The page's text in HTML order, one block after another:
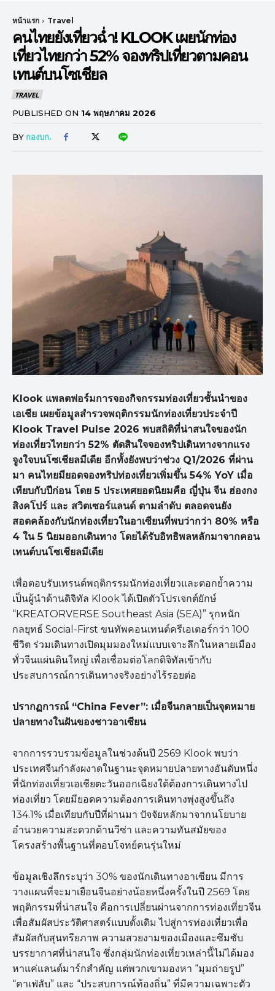
หน้าแรก Travel
คนไทยยังเที่ยวฉ่ำ! KLOOK เผยนักท่อง
เที่ยวไทยกว่า 52% จองทริปเที่ยวตามคอน
เทนต์บนโซเชียล
TRAVEL
PUBLISHED ON 14 พฤษภาคม 2026
BY กองบก.
Klook แพลตฟอร์มการจองกิจกรรมท่องเที่ยวชั้นนำของ
เอเชีย เผยข้อมูลสำรวจพฤติกรรมนักท่องเที่ยวประจำปี
Klook Travel Pulse 2026 พบสถิติที่น่าสนใจของนัก
ท่องเที่ยวไทยกว่า 52% ตัดสินใจจองทริปเดินทางจากแรง
จูงใจบนโซเชียลมีเดีย อีกทั้งยังพบว่าช่วง Q1/2026 ที่ผ่าน
มา คนไทยมียอดจองทริปท่องเที่ยวเพิ่มขึ้น 54% YoY เมื่อ
เทียบกับปีก่อน โดย 5 ประเทศยอดนิยมคือ ญี่ปุ่น จีน ฮ่องกง
สิงคโปร์ และ สวิตเซอร์แลนด์ ตามลำดับ ตลอดจนยัง
สอดคล้องกับนักท่องเที่ยวในอาเซียนที่พบว่ากว่า 80% หรือ
4 ใน 5 นิยมออกเดินทาง โดยได้รับอิทธิพลหลักมาจากคอน
เทนต์บนโซเชียลมีเดีย
เพื่อตอบรับเทรนด์พฤติกรรมนักท่องเที่ยวและตอกย้ำความ
เป็นผู้นำด้านดิจิทัล Klook ได้เปิดตัวโปรเจกต์ยักษ์
“KREATORVERSE Southeast Asia (SEA)” รุกหนัก
กลยุทธ์ Social-First ขนทัพคอนเทนต์ครีเอเตอร์กว่า 100
ชีวิต ร่วมเดินทางเปิดมุมมองใหม่แบบเจาะลึกในหลายเมือง
ทั่วจีนแผ่นดินใหญ่ เพื่อเชื่อมต่อโลกดิจิทัลเข้ากับ
ประสบการณ์การเดินทางจริงอย่างไร้รอยต่อ
ปรากฏการณ์ “China Fever”: เมื่อจีนกลายเป็นจุดหมาย
ปลายทางในฝันของชาวอาเซียน
จากการรวบรวมข้อมูลในช่วงต้นปี 2569 Klook พบว่า
ประเทศจีนกำลังผงาดในฐานะจุดหมายปลายทางอันดับหนึ่ง
ที่นักท่องเที่ยวเอเชียตะวันออกเฉียงใต้ต้องการเดินทางไป
ท่องเที่ยว โดยมียอดความต้องการเดินทางพุ่งสูงขึ้นถึง
134.1% เมื่อเทียบกับปีที่ผ่านมา ปัจจัยหลักมาจากนโยบาย
อำนวยความสะดวกด้านวีซ่า และความทันสมัยของ
โครงสร้างพื้นฐานที่ตอบโจทย์คนรุ่นใหม่
ข้อมูลเชิงลึกระบุว่า 30% ของนักเดินทางอาเซียน มีการ
วางแผนที่จะมาเยือนจีนอย่างน้อยหนึ่งครั้งในปี 2569 โดย
พฤติกรรมที่น่าสนใจ คือการเปลี่ยนผ่านจากการท่องเที่ยวจีน
เพื่อสัมผัสประวัติศาสตร์แบบดั้งเดิม ไปสู่การท่องเที่ยวเพื่อ
สัมผัสกับสุนทรียภาพ ความสวยงามของเมืองและซึมซับ
บรรยากาศที่น่าสนใจ ซึ่งกลุ่มนักท่องเที่ยวเหล่านี้ไม่ได้มอง
หาแค่แลนด์มาร์กสำคัญ แต่พวกเขามองหา “มุมถ่ายรูป”
“คาเฟ่ลับ” และ “ประสบการณ์ท้องถิ่น” ที่มีความเฉพาะตัว